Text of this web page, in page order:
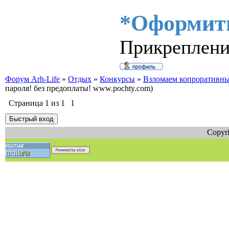
Форум Arh-Life » Отдых » Конкурсы » Взломаем
пароля! без предоплаты! www.pochty.com)
Страница 1 из 1 1